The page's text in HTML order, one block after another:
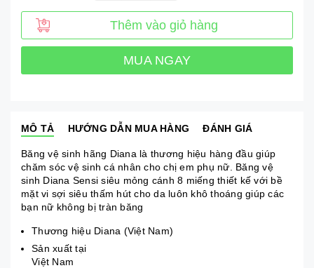
Thêm vào giỏ hàng
MUA NGAY
MÔ TẢ HƯỚNG DẪN MUA HÀNG ĐÁNH GIÁ
Băng vệ sinh hãng Diana là thương hiệu hàng đầu giúp
chăm sóc vệ sinh cá nhân cho chị em phụ nữ. Băng vệ
sinh Diana Sensi siêu mỏng cánh 8 miếng thiết kế với bề
mặt vi sợi siêu thấm hút cho da luôn khô thoáng giúp các
bạn nữ không bị tràn băng
Thương hiệu Diana (Việt Nam)
Sản xuất tại
Việt Nam